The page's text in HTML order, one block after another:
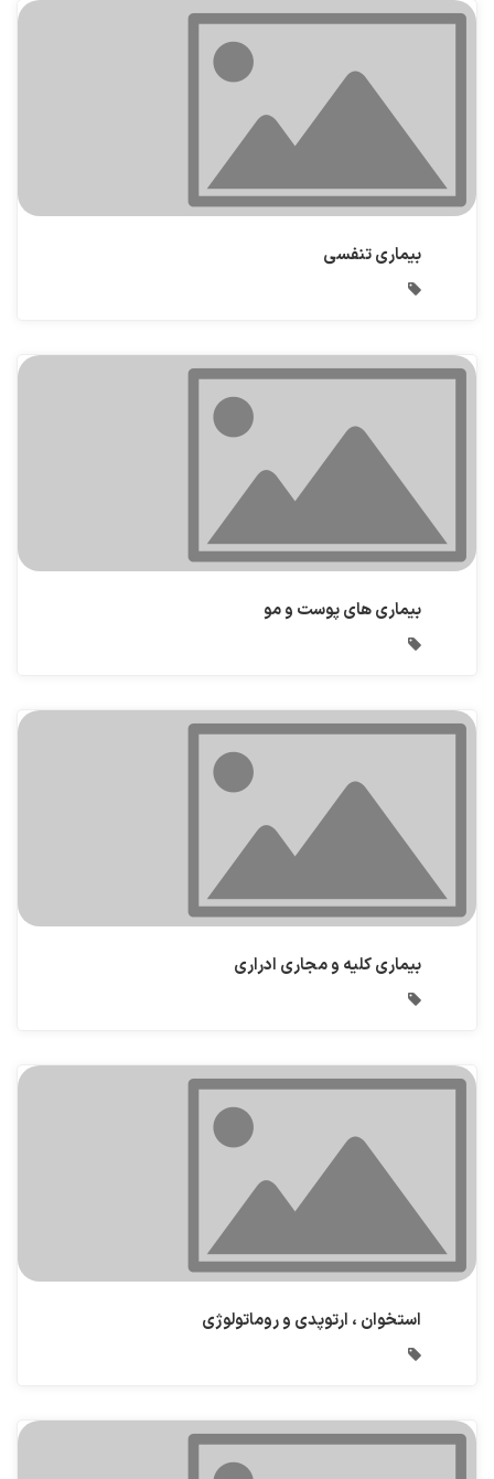
بیماری تنفسی
بیماری های پوست و مو
بیماری کلیه و مجاری ادراری
استخوان ، ارتوپدی و روماتولوژی